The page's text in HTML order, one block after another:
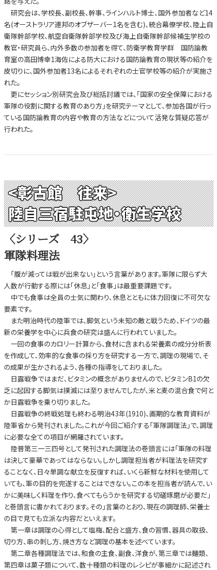
研究会は、学校長、副校長、幹事、ラインハルト博士、国外参加者など14
名(オーストラリア連邦のオブザーバー1名を含む)、統合幕僚学校、陸上自
衛隊幹部学校、航空自衛隊幹部学校及び海上自衛隊幹部候補生学校の
教官・研究員ら、内外多数の参加者を得て、防衛学教育学群 国防論教
育室の高田博幸1海佐による防大における国防論教育の現状等の紹介を
皮切りに、国外参加者13名によるそれぞれの士官学校等の紹介が実施さ
れた。
更にセッション別研究会及び総括討議では、「国家の安全保障における
軍隊の役割に関する教育のあり方」を研究テーマとして、参加各国が行っ
ている国防論教育の内容や教育の方法などについて活発な質疑応答が
行われた。
<彰古館 往来>
陸自三宿駐屯地・衛生学校
〈シリーズ 43〉
軍隊料理法
「腹が減っては戦が出来ない」という言葉があります。軍隊に限らず大
人数が行動する際には「休息」と「食事」は最重要課題です。
中でも食事は全員の士気に関わり、休息とともに体力回復に不可欠な
要素です。
また明治時代の陸軍では、脚気という未知の敵と戦うため、ドイツの最
新の栄養学を中心に兵食の研究は盛んに行われていました。
一回の食事のカロリー計算から、食材に含まれる栄養素の成分分析表
を作成して、効率的な食事の採り方を研究する一方で、調理の現場で、そ
の成果が生かされるよう、各種の指導をしておりました。
日露戦争ではまだ、ビタミンの概念がありませんので、ビタミンB1の欠
乏に起因する脚気は撲滅には至りませんでしたが、米と麦の混合食で何と
か日露戦争を乗り切りました。
日露戦争の終戦処理も終わる明治43年(1910)、画期的な教育資料が
陸軍省から発刊されました。これが今回ご紹介する「軍隊調理法」で、調理
に必要な全ての項目が網羅されています。
陸普第三一三四号として発刊された調理法の巻頭言には「軍隊の料理
は決して豪華であってはならない。しかし調理担当者が料理法を研究す
ることなく、日々単調な献立を反復すれば、いくら新鮮な材料を使用して
いても、軍の目的を完遂することはできない。この本を担当者が読んで、い
かに美味しく料理を作り、食べてもらうかを研究する切磋琢磨が必要だ」
と巻頭言に書かれております。その」言葉のとおり、現在の調理師、栄養士
の目で見ても立派な内容だといえます。
第一章は調理の心得として塩梅、配合と盛方、食の習慣、器具の取扱、
切り方、串の刺し方、焼き方など調理の基本を述べています。
第二章各種調理法では、和食の主食、副食、洋食が、第三章では麺類、
第四章は菓子類について、数十種類の料理のレシピが事細かに記述され